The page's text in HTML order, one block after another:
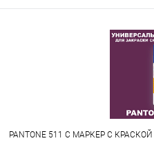
PANTONE 511 C МАРКЕР С КРАСКОЙ